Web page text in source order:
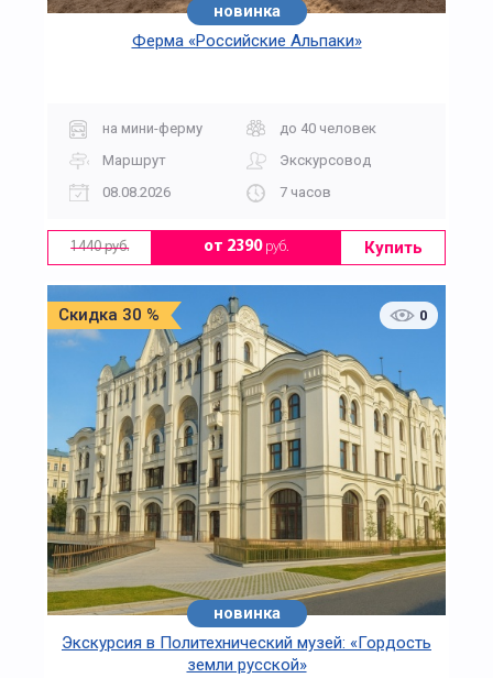
новинка
Ферма «Российские Альпаки»
на мини-ферму
до 40 человек
Маршрут
Экскурсовод
08.08.2026
7 часов
1440 руб. от 2390руб. Купить
Скидка 30 % 0
новинка
Экскурсия в Политехнический музей: «Гордость
земли русской»